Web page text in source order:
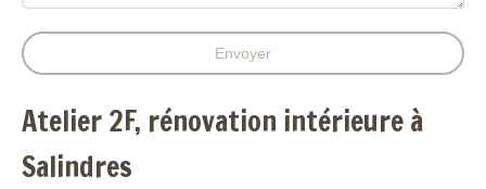
Envoyer
Atelier 2F, rénovation intérieure à
Salindres